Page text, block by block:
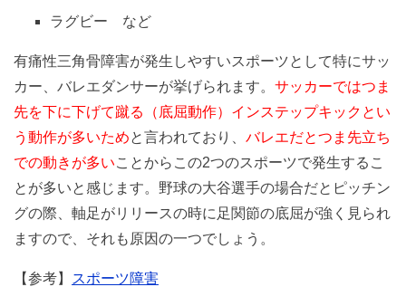
ラグビー など
有痛性三角骨障害が発生しやすいスポーツとして特にサッ
カー、バレエダンサーが挙げられます。 サッカーではつま
先を下に下げて蹴る（底屈動作）インステップキックとい
う動作が多いためと言われており、 バレエだとつま先立ち
での動きが多いことからこの2つのスポーツで発生するこ
とが多いと感じます。野球の大谷選手の場合だとピッチン
グの際、軸足がリリースの時に足関節の底屈が強く見られ
ますので、それも原因の一つでしょう。
【参考】 スポーツ障害